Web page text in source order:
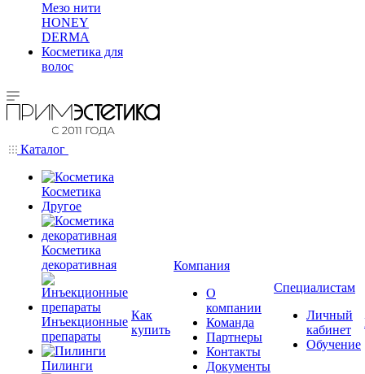
Мезо нити
HONEY
DERMA
Косметика для
волос
Каталог
Косметика
Другое
Косметика
декоративная
Инъекционные
препараты
Пилинги
Как
купить
Компания
О
компании
Команда
Партнеры
Контакты
Документы
Специалистам
Личный
кабинет
Обучение